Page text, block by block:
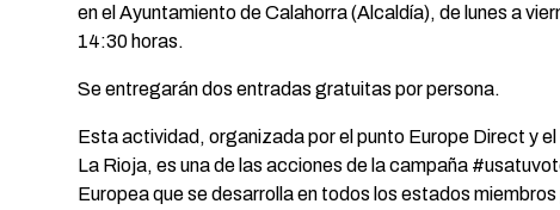
en el Ayuntamiento de Calahorra (Alcaldía), de lunes a
14:30 horas.
Se entregarán dos entradas gratuitas por persona.
Esta actividad, organizada por el punto Europe Direct y el
La Rioja, es una de las acciones de la campaña
Europea que se desarrolla en todos los estados miembros